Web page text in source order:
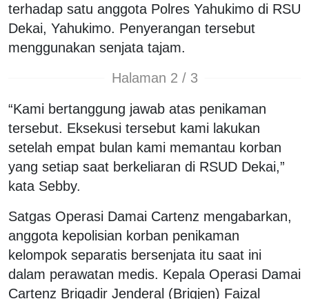
terhadap satu anggota Polres Yahukimo di RSU
Dekai, Yahukimo. Penyerangan tersebut
menggunakan senjata tajam.
Halaman 2 / 3
“Kami bertanggung jawab atas penikaman
tersebut. Eksekusi tersebut kami lakukan
setelah empat bulan kami memantau korban
yang setiap saat berkeliaran di RSUD Dekai,”
kata Sebby.
Satgas Operasi Damai Cartenz mengabarkan,
anggota kepolisian korban penikaman
kelompok separatis bersenjata itu saat ini
dalam perawatan medis. Kepala Operasi Damai
Cartenz Brigadir Jenderal (Brigjen) Faizal